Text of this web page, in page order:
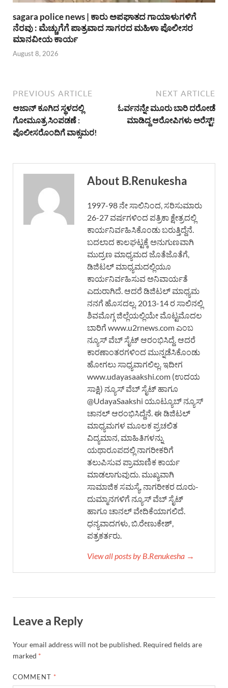
sagara police news | ಕಾರು ಅಪಘಾತದ ಗಾಯಾಳುಗಳಿಗೆ
ನೆರವು : ಮೆಚ್ಚುಗೆಗೆ ಪಾತ್ರವಾದ ಸಾಗರದ ಮಹಿಳಾ ಪೊಲೀಸರ
ಮಾನವೀಯ ಕಾರ್ಯ
August 8, 2026
PREVIOUS ARTICLE
ಆಜಾನ್ ಕೂಗಿದ ಸ್ಥಳದಲ್ಲಿ
ಗೋಮೂತ್ರ ಸಿಂಪಡಣೆ :
ಪೊಲೀಸರೊಂದಿಗೆ ವಾಕ್ಸಮರ!
NEXT ARTICLE
ಓರ್ವನನ್ನೇ ಮೂರು ಬಾರಿ ದರೋಡೆ
ಮಾಡಿದ್ದ ಆರೋಪಿಗಳು ಅರೆಸ್ಟ್!
About B.Renukesha
1997-98 ನೇ ಸಾಲಿನಿಂದ, ಸರಿಸುಮಾರು
26-27 ವರ್ಷಗಳಿಂದ ಪತ್ರಿಕಾ ಕ್ಷೇತ್ರದಲ್ಲಿ
ಕಾರ್ಯನಿರ್ವಹಿಸಿಕೊಂಡು ಬರುತ್ತಿದ್ದೆನೆ.
ಬದಲಾದ ಕಾಲಘಟ್ಟಕ್ಕೆ ಅನುಗುಣವಾಗಿ
ಮುದ್ರಣ ಮಾಧ್ಯಮದ ಜೊತೆಜೊತೆಗೆ,
ಡಿಜಿಟಲ್ ಮಾಧ್ಯಮದಲ್ಲಿಯೂ
ಕಾರ್ಯನಿರ್ವಹಿಸುವ ಅನಿವಾರ್ಯತೆ
ಎದುರಾಗಿದೆ. ಆದರೆ ಡಿಜಿಟಲ್ ಮಾಧ್ಯಮ
ನನಗೆ ಹೊಸದಲ್ಲ. 2013-14 ರ ಸಾಲಿನಲ್ಲಿ
ಶಿವಮೊಗ್ಗ ಜಿಲ್ಲೆಯಲ್ಲಿಯೇ ಮೊಟ್ಟಮೊದಲ
ಬಾರಿಗೆ www.u2rnews.com ಎಂಬ
ನ್ಯೂಸ್ ವೆಬ್ ಸೈಟ್ ಆರಂಭಿಸಿದ್ದೆ. ಆದರೆ
ಕಾರಣಾಂತರಗಳಿಂದ ಮುನ್ನಡೆಸಿಕೊಂಡು
ಹೋಗಲು ಸಾಧ್ಯವಾಗಲಿಲ್ಲ. ಇದೀಗ
www.udayasaakshi.com (ಉದಯ
ಸಾಕ್ಷಿ) ನ್ಯೂಸ್ ವೆಬ್ ಸೈಟ್ ಹಾಗೂ
@UdayaSaakshi ಯೂಟ್ಯೂಬ್ ನ್ಯೂಸ್
ಚಾನಲ್ ಆರಂಭಿಸಿದ್ದೆನೆ. ಈ ಡಿಜಿಟಲ್
ಮಾಧ್ಯಮಗಳ ಮೂಲಕ ಪ್ರಚಲಿತ
ವಿದ್ಯಮಾನ, ಮಾಹಿತಿಗಳನ್ನು
ಯಥಾರೂಪದಲ್ಲಿ ನಾಗರೀಕರಿಗೆ
ತಲುಪಿಸುವ ಪ್ರಾಮಾಣಿಕ ಕಾರ್ಯ
ಮಾಡಲಾಗುವುದು. ಮುಖ್ಯವಾಗಿ
ಸಾಮಾಜಿಕ ಸಮಸ್ಯೆ, ನಾಗರೀಕರ ದೂರು-
ದುಮ್ಮಾನಗಳಿಗೆ ನ್ಯೂಸ್ ವೆಬ್ ಸೈಟ್
ಹಾಗೂ ಚಾನಲ್ ವೇದಿಕೆಯಾಗಲಿದೆ.
ಧನ್ಯವಾದಗಳು, ಬಿ.ರೇಣುಕೇಶ್,
ಪತ್ರಕರ್ತರು.
View all posts by B.Renukesha →
Leave a Reply
Your email address will not be published. Required fields are
marked *
COMMENT *